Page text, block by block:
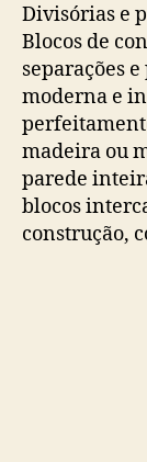
Divisórias e
Blocos de
separações
moderna e
madeira ou
parede
blocos
construção,